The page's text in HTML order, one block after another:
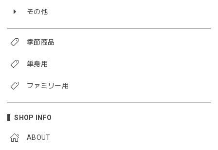
その他
季節商品
単身用
ファミリー用
SHOP INFO
ABOUT